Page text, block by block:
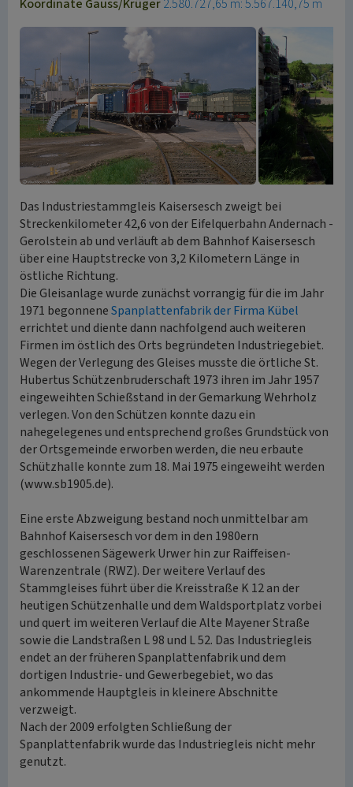
Koordinate Gauss/Krüger2.580.727,65 m: 5.567.140,75 m
Das Industriestammgleis Kaisersesch zweigt bei
Streckenkilometer 42,6 von der Eifelquerbahn Andernach -
Gerolstein ab und verläuft ab dem Bahnhof Kaisersesch
über eine Hauptstrecke von 3,2 Kilometern Länge in
östliche Richtung.
Die Gleisanlage wurde zunächst vorrangig für die im Jahr
1971 begonneneSpanplattenfabrik der Firma Kübel
errichtet und diente dann nachfolgend auch weiteren
Firmen im östlich des Orts begründeten Industriegebiet.
Wegen der Verlegung des Gleises musste die örtliche St.
Hubertus Schützenbruderschaft 1973 ihren im Jahr 1957
eingeweihten Schießstand in der Gemarkung Wehrholz
verlegen. Von den Schützen konnte dazu ein
nahegelegenes und entsprechend großes Grundstück von
der Ortsgemeinde erworben werden, die neu erbaute
Schützhalle konnte zum 18. Mai 1975 eingeweiht werden
(www.sb1905.de).
Eine erste Abzweigung bestand noch unmittelbar am
Bahnhof Kaisersesch vor dem in den 1980ern
geschlossenen Sägewerk Urwer hin zur Raiffeisen-
Warenzentrale (RWZ). Der weitere Verlauf des
Stammgleises führt über die Kreisstraße K 12 an der
heutigen Schützenhalle und dem Waldsportplatz vorbei
und quert im weiteren Verlauf die Alte Mayener Straße
sowie die Landstraßen L 98 und L 52. Das Industriegleis
endet an der früheren Spanplattenfabrik und dem
dortigen Industrie- und Gewerbegebiet, wo das
ankommende Hauptgleis in kleinere Abschnitte
verzweigt.
Nach der 2009 erfolgten Schließung der
Spanplattenfabrik wurde das Industriegleis nicht mehr
genutzt.